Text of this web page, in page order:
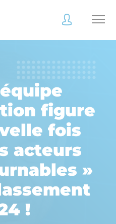
figure
fois
acteurs
»
!